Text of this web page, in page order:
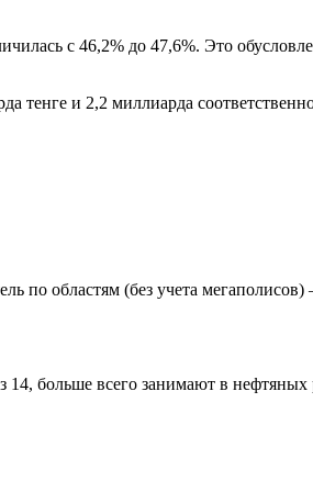
с 46,2% до 47,6%. Это
тенге и 2,2 миллиарда
по областям (без учета
14, больше всего занимают в